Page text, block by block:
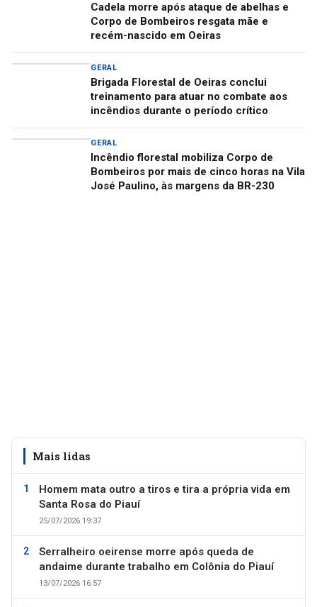
Cadela morre após ataque de abelhas e
Corpo de Bombeiros resgata mãe e
recém-nascido em Oeiras
GERAL
Brigada Florestal de Oeiras conclui
treinamento para atuar no combate aos
incêndios durante o período crítico
GERAL
Incêndio florestal mobiliza Corpo de
Bombeiros por mais de cinco horas na Vila
José Paulino, às margens da BR-230
Mais lidas
Homem mata outro a tiros e tira a própria vida em
Santa Rosa do Piauí
25/07/2026 19:37
Serralheiro oeirense morre após queda de
andaime durante trabalho em Colônia do Piauí
13/07/2026 16:57